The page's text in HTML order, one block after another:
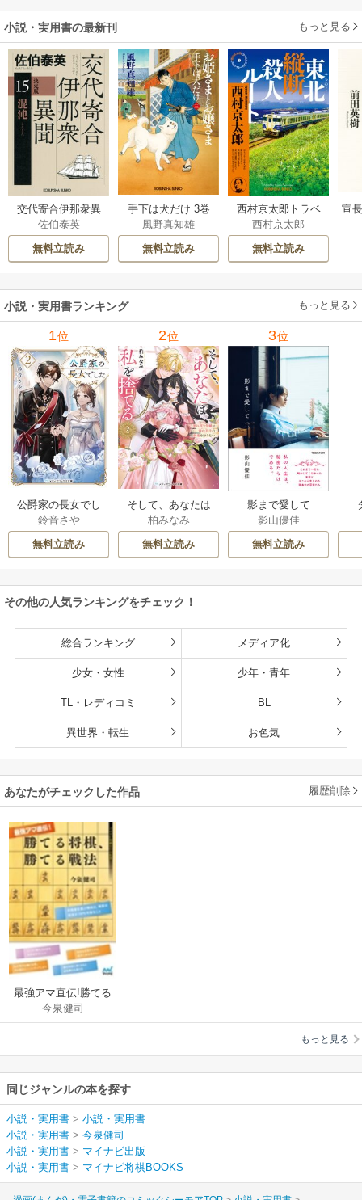
小説・実用書の最新刊 もっと見る
交代寄合伊那衆異
聞 15巻
佐伯泰英
無料立読み
手下は犬だけ 3巻
風野真知雄
無料立読み
西村京太郎トラベ
ルミステリー・セ
レクション 2巻
西村京太郎
無料立読み
宣
小説・実用書ランキング もっと見る
1位
公爵家の長女でし
た
鈴音さや
無料立読み
2位
そして、あなたは
私を捨てる
柏みなみ
無料立読み
3位
影まで愛して
影山優佳
無料立読み
その他の人気ランキングをチェック！
総合ランキング メディア化
少女・女性 少年・青年
TL・レディコミ BL
異世界・転生 お色気
あなたがチェックした作品 履歴削除
最強アマ直伝!勝てる
将棋、勝てる戦法
今泉健司
もっと見る
同じジャンルの本を探す
小説・実用書 > 小説・実用書
小説・実用書 > 今泉健司
小説・実用書 > マイナビ出版
小説・実用書 > マイナビ将棋BOOKS